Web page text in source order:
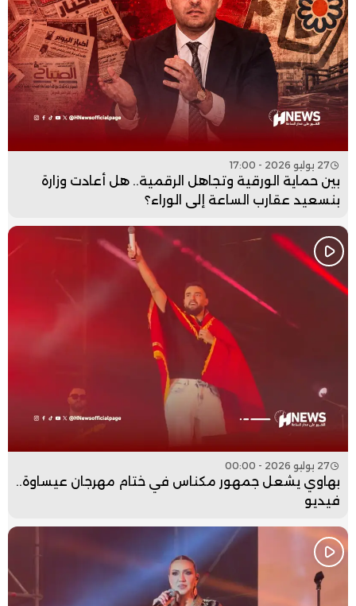
27 يوليو 2026 - 17:00
بين حماية الورقية وتجاهل الرقمية.. هل أعادت وزارة
بنسعيد عقارب الساعة إلى الوراء؟
27 يوليو 2026 - 00:00
بهاوي يشعل جمهور مكناس في ختام مهرجان عيساوة..
فيديو